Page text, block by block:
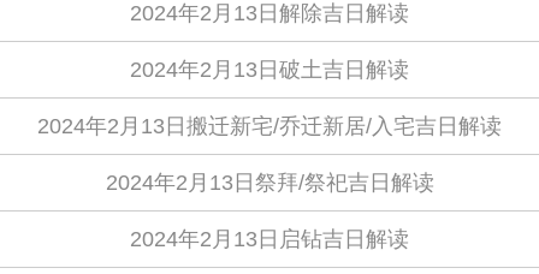
2024年2月13日解除吉日解读
2024年2月13日破土吉日解读
2024年2月13日搬迁新宅/乔迁新居/入宅吉日解读
2024年2月13日祭拜/祭祀吉日解读
2024年2月13日启钻吉日解读